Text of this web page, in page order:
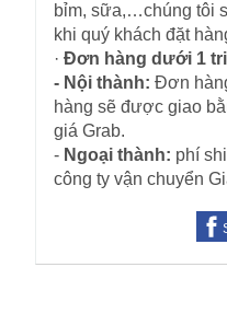
bỉm, sữa,…chúng tôi
khi quý khách đặt
· Đơn hàng dưới 1
- Nội thành: Đơn
hàng sẽ được giao
giá Grab.
- Ngoại thành: phí
công ty vận chuyển